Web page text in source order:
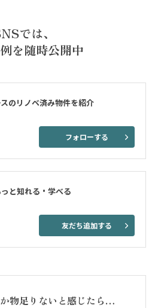
では、
を随時公開中
のリノベ済み物件を紹介
フォローする
と知れる・学べる
友だち追加する
物足りないと感じたら…